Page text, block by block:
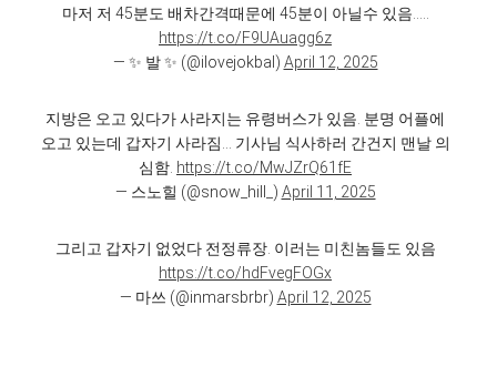
마저 저 45분도 배차간격때문에 45분이 아닐수 있음.....
https://t.co/F9UAuagg6z
— ✨ 발 ✨ (@ilovejokbal) April 12, 2025
지방은 오고 있다가 사라지는 유령버스가 있음. 분명 어플에
오고 있는데 갑자기 사라짐... 기사님 식사하러 간건지 맨날 의
심함. https://t.co/MwJZrQ61fE
— 스노힐 (@snow_hill_) April 11, 2025
그리고 갑자기 없었다 전정류장. 이러는 미친놈들도 있음
https://t.co/hdFvegFOGx
— 마쓰 (@inmarsbrbr) April 12, 2025